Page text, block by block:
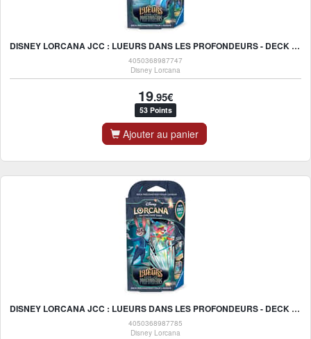
DISNEY LORCANA JCC : LUEURS DANS LES PROFONDEURS - DECK DE DÉMARRAGE SIMBA ET MEGARA - FR
4050368987747
Disney Lorcana
19.95€
53 Points
Ajouter au panier
DISNEY LORCANA JCC : LUEURS DANS LES PROFONDEURS - DECK DE DÉMARRAGE JUDY HOPPS ET ROBIN DES BOIS - FR
4050368987785
Disney Lorcana